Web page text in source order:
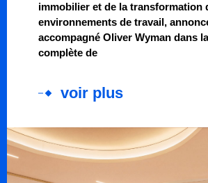
immobilier et de la transformation
environnements de travail,
accompagné Oliver Wyman dans
complète de
voir plus